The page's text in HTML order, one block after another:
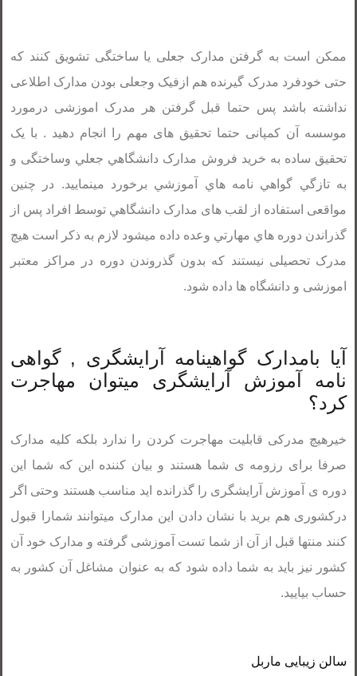
ممکن است به گرفتن مدارک جعلی یا ساختگی تشويق کنند که
حتی خودفرد مدرک گیرنده هم ازفیک وجعلی بودن مدارک اطلاعی
نداشته باشد پس حتما قبل گرفتن هر مدرک اموزشی درمورد
موسسه آن کمپانی حتما تحقیق های مهم را انجام دهید . با يک
تحقیق ساده به خريد فروش مدارک دانشگاهي جعلي وساختگی و
به تازگي گواهي نامه هاي آموزشي برخورد مينماييد. در چنين
مواقعی استفاده از لقب های مدارک دانشگاهي توسط افراد پس از
گذراندن دوره هاي مهارتي وعده داده میشود لازم به ذکر است هیچ
مدرک تحصیلی نیستند که بدون گذروندن دوره در مراکز معتبر
اموزشی و دانشگاه ها داده شود.
آیا بامدارک گواهینامه آرایشگری , گواهی
نامه آموزش آرایشگری میتوان مهاجرت
کرد؟
خیرهیچ مدرکی قابلیت مهاجرت کردن را ندارد بلکه کلیه مدارک
صرفا برای رزومه ی شما هستند و بیان کننده این که شما این
دوره ی آموزش آرایشگری را گذرانده اید مناسب هستند وحتی اگر
درکشوری هم برید با نشان دادن این مدارک میتوانند شمارا قبول
کنند منتها قبل از آن از شما تست آموزشی گرفته و مدارک خود آن
کشور نیز باید به شما داده شود که به عنوان مشاغل آن کشور به
حساب بیایید.
سالن زیبایی ماربل